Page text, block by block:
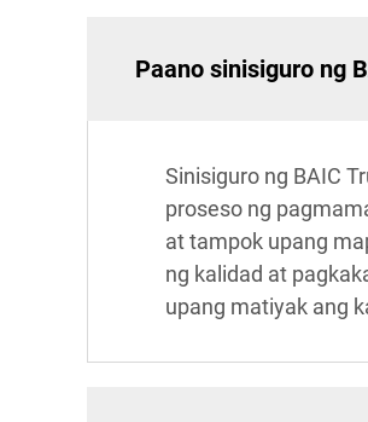
Paano sinisiguro ng
Sinisiguro ng BAIC
proseso ng
at tampok upang
ng kalidad at
upang matiyak ang